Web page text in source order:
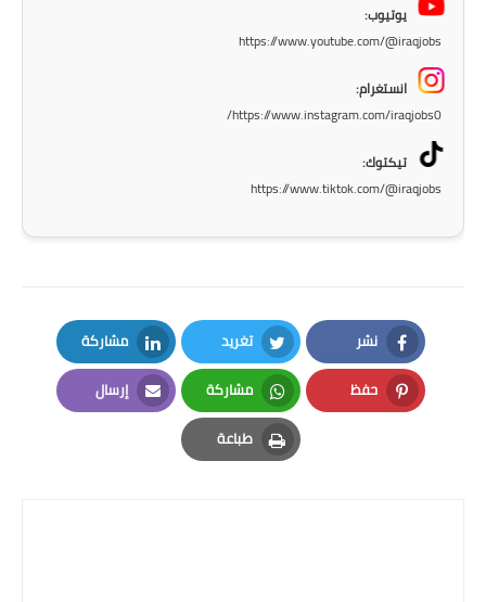
المرحلة الابتدائية
المرحلة الاعدادية
دروس
المرحلة الابتدائية
يوتيوب:
https://www.youtube.com/@iraqjobs
انستغرام:
https://www.instagram.com/iraqjobs0/
تيكتوك:
https://www.tiktok.com/@iraqjobs
نشر
Facebook
تغريد
Twitter
مشاركة
LinkedIn
حفظ
Pinterest
مشاركة
Whatsapp
إرسال
Email
طباعة
Print